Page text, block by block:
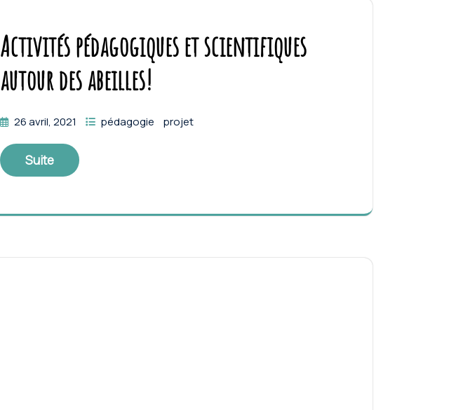
Activités pédagogiques et scientifiques
autour des abeilles!
26 avril, 2021 pédagogie projet
Suite